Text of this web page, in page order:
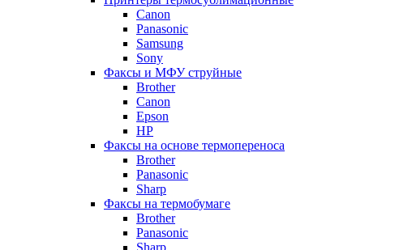
Canon
Panasonic
Samsung
Sony
Факсы и МФУ струйные
Brother
Canon
Epson
HP
Факсы на основе термопереноса
Brother
Panasonic
Sharp
Факсы на термобумаге
Brother
Panasonic
Sharp